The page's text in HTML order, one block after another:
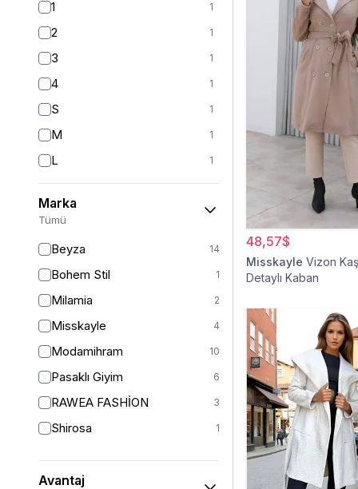
1 1
2 1
3 1
4 1
S 1
M 1
L 1
36 7
38 28
Marka
Tümü
Beyza 14
Bohem Stil 1
Milamia 2
Misskayle 4
Modamihram 10
Pasaklı Giyim 6
RAWEA FASHİON 3
Shirosa 1
Avantaj
48,57$
Misskayle Vizon
Detaylı Kaban